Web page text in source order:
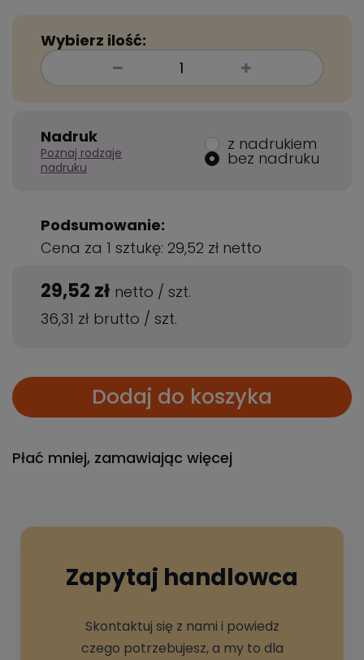
Wybierz ilość:
Nadruk
Poznaj rodzaje
nadruku
z nadrukiem
bez nadruku
Podsumowanie:
Cena za 1 sztukę: 29,52 zł netto
29,52 zł netto / szt.
36,31 zł brutto / szt.
Dodaj do koszyka
Płać mniej, zamawiając więcej
Zapytaj handlowca
Skontaktuj się z nami i powiedz
czego potrzebujesz, a my to dla